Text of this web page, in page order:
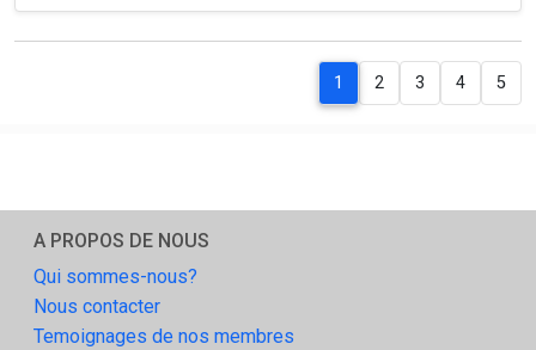
1 2 3 4 5
A PROPOS DE NOUS
Qui sommes-nous?
Nous contacter
Temoignages de nos membres